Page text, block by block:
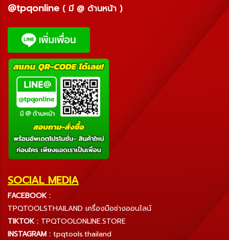
@tpqonline ( มี @ ด้านหน้า )
SOCIAL MEDIA
FACEBOOK :
TPQTOOLSTHAILAND เครื่องมือช่างออนไลน์
TIKTOK : TPQTOOLONLINE.STORE
INSTAGRAM : tpqtools.thailand